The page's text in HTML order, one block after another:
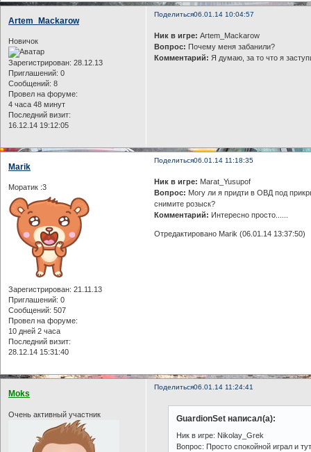
Поделиться06.01.14 10:04:57
Artem_Mackarow
Новичок
Зарегистрирован: 28.12.13
Приглашений: 0
Сообщений: 8
Провел на форуме:
4 часа 48 минут
Последний визит:
16.12.14 19:12:05
Ник в игре: Artem_Mackarow
Вопрос: Почему меня забанили?
Комментарий: Я думаю, за то что я
Поделиться06.01.14 11:18:35
Marik
Моратик :3
Зарегистрирован: 21.11.13
Приглашений: 0
Сообщений: 507
Провел на форуме:
10 дней 2 часа
Последний визит:
28.12.14 15:31:40
Ник в игре: Marat_Yusupof
Вопрос: Могу ли я придти в ОВД под
снимите розыск?
Комментарий: Интересно просто......
Отредактировано Marik (06.01.14 13:37:50)
Поделиться06.01.14 11:24:41
Moks
Очень активный участник GuardionSet написал(а):
Ник в игре: Nikolay_Grek
Вопрос: Просто спокойной играл и